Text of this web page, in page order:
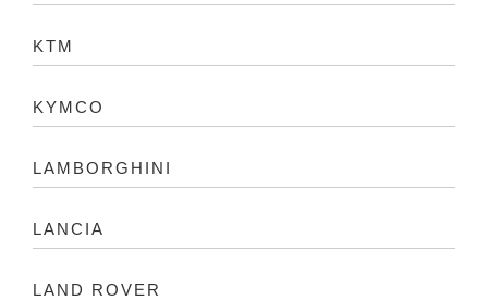
KTM
KYMCO
LAMBORGHINI
LANCIA
LAND ROVER